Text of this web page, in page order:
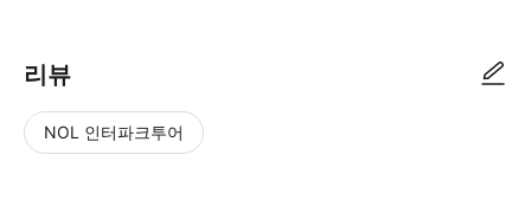
리뷰
NOL 인터파크투어